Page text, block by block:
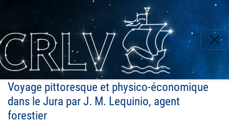
contenu
principal
Voyage pittoresque et physico-économique
dans le Jura par J. M. Lequinio, agent
forestier